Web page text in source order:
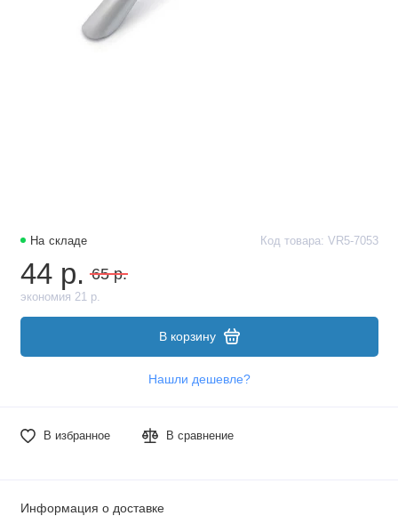
На складе Код товара: VR5-7053
44 р. 65 р.
экономия 21 р.
В корзину
Нашли дешевле?
В избранное В сравнение
Информация о доставке